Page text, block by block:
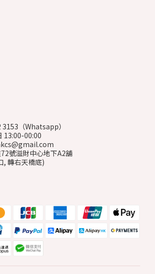
（Whatsapp）
13:00-00:00
號溢財中心地下A2舖
右天橋底)